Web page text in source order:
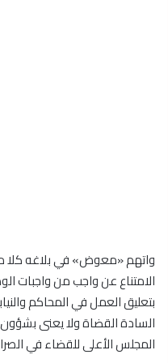
واتهم «معوض» في بلاغه كلا
الامتناع عن واجب من واجبات
بتعليق العمل في المحاكم
السادة القضاة ولا يعنى
المجلس الأعلى للقضاء في